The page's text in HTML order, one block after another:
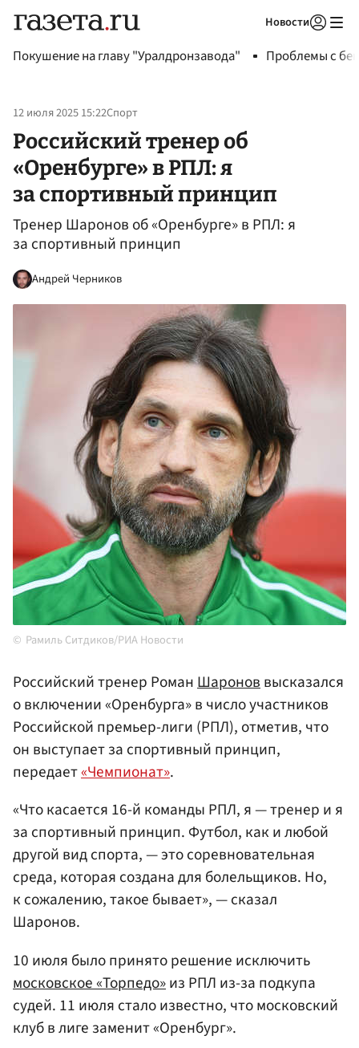
Новости
Покушение на главу "Уралдронзавода" Проблемы с
12 июля 2025 15:22Спорт
Российский тренер об
«Оренбурге» в РПЛ: я
за спортивный принцип
Тренер Шаронов об «Оренбурге» в РПЛ: я
за спортивный принцип
Андрей Черников
Рамиль Ситдиков/РИА Новости
Российский тренер РоманШароноввысказался
о включении «Оренбурга» в число участников
Российской премьер-лиги (РПЛ), отметив, что
он выступает за спортивный принцип,
передает«Чемпионат».
«Что касается 16-й команды РПЛ, я — тренер и я
за спортивный принцип. Футбол, как и любой
другой вид спорта, — это соревновательная
среда, которая создана для болельщиков. Но,
к сожалению, такое бывает», — сказал
Шаронов.
10 июля было принято решение исключить
московское «Торпедо»из РПЛ из-за подкупа
судей. 11 июля стало известно, что московский
клуб в лиге заменит «Оренбург».